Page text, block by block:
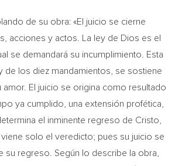
de su obra: «El juicio se cierne
acciones y actos. La ley de Dios es el
se demandará su incumplimiento. Esta
de los diez mandamientos, se sostiene
amor. El juicio se origina como resultado
ya cumplido, una extensión profética,
el inminente regreso de Cristo,
solo el veredicto; pues su juicio se
su regreso. Según lo describe la obra,